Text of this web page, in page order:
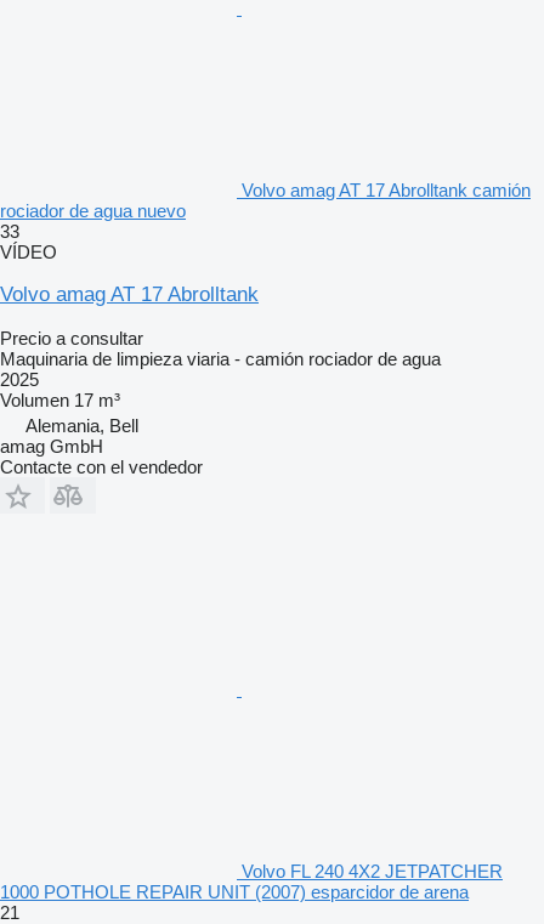
Volvo amag AT 17 Abrolltank camión
rociador de agua nuevo
33
VÍDEO
Volvo amag AT 17 Abrolltank
Precio a consultar
Maquinaria de limpieza viaria - camión rociador de agua
2025
Volumen 17 m³
Alemania, Bell
amag GmbH
Contacte con el vendedor
Volvo FL 240 4X2 JETPATCHER
1000 POTHOLE REPAIR UNIT (2007) esparcidor de arena
21